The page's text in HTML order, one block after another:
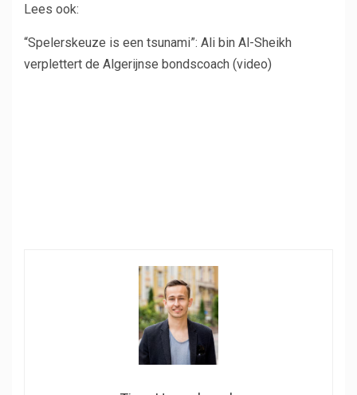
Lees ook:
“Spelerskeuze is een tsunami”: Ali bin Al-Sheikh
verplettert de Algerijnse bondscoach (video)